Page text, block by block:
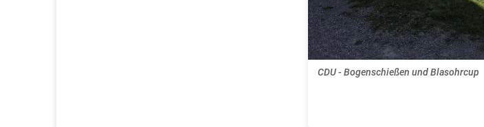
CDU - Bogenschießen und Blasohrcup